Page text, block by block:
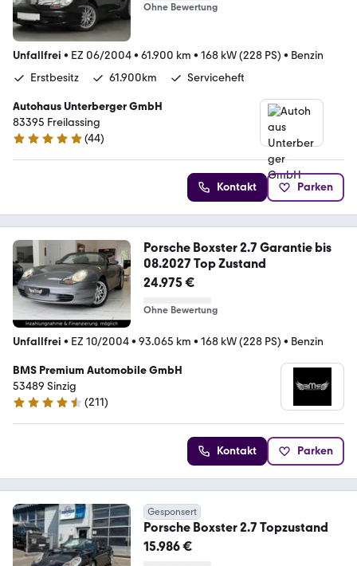
Ohne Bewertung
Unfallfrei • EZ 06/2004• 61.900 km • 168 kW (228 PS) • Benzin
Erstbesitz
61.900km Serviceheft
Autohaus Unterberger GmbH
83395 Freilassing
4.8 Sterne
(44)
Kontakt Parken
Porsche Boxster 2.7 Garantie bis
08.2027 Top Zustand
24.975 €
Ohne Bewertung
Unfallfrei • EZ 10/2004• 93.065 km • 168 kW (228 PS) • Benzin
BMS Premium Automobile GmbH
53489 Sinzig
4.6 Sterne
(211)
Kontakt Parken
Gesponsert
Porsche Boxster 2.7 Topzustand
15.986 €